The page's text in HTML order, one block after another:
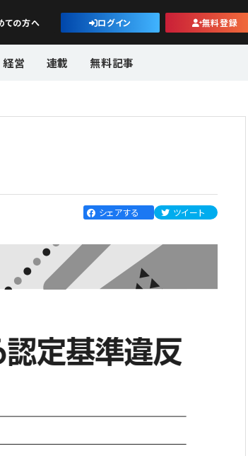
公益・一般法人オンライン
ての方へ ログイン 無料登録
経営 連載 無料記事
シェアする ツイート